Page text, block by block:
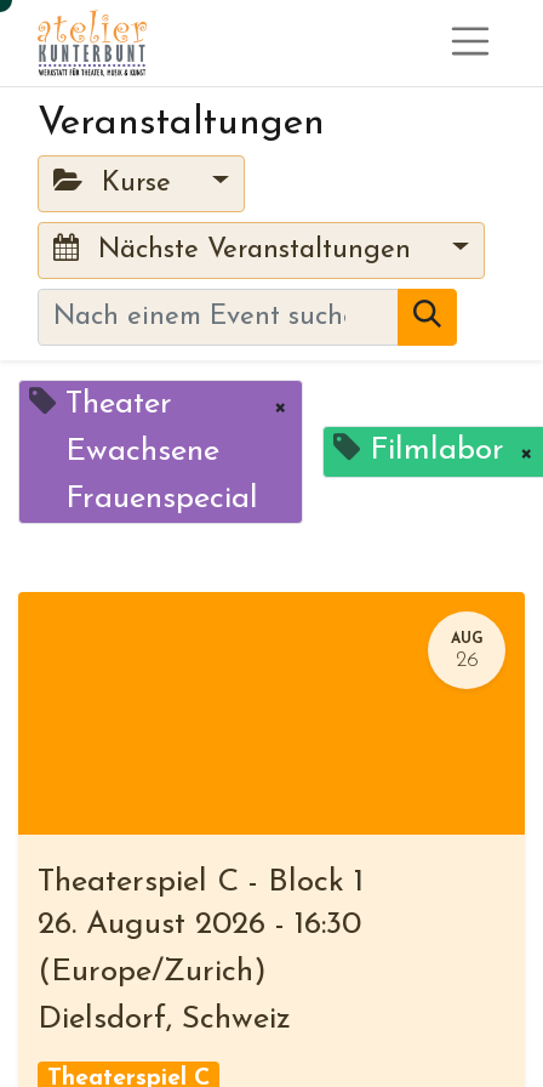
Veranstaltungen
Kurse
Nächste Veranstaltungen
Theater
Ewachsene
Frauenspecial
×
Filmlabor ×
AUG
26
Theaterspiel C - Block 1
26. August 2026 - 16:30
( Europe/Zurich )
Dielsdorf, Schweiz
Theaterspiel C